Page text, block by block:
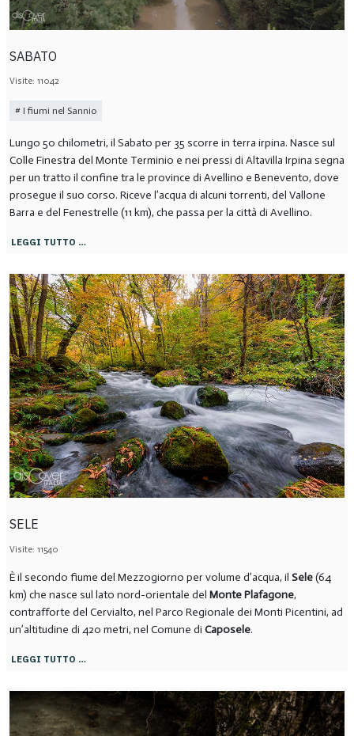
SABATO
Visite: 11042
I fiumi nel Sannio
Lungo 50 chilometri, il Sabato per 35 scorre in terra irpina. Nasce sul
Colle Finestra del Monte Terminio e nei pressi di Altavilla Irpina segna
per un tratto il confine tra le province di Avellino e Benevento, dove
prosegue il suo corso. Riceve l’acqua di alcuni torrenti, del Vallone
Barra e del Fenestrelle (11 km), che passa per la città di Avellino.
LEGGI TUTTO …
SELE
Visite: 11540
È il secondo fiume del Mezzogiorno per volume d’acqua, il Sele(64
km) che nasce sul lato nord-orientale del Monte Plafagone,
contrafforte del Cervialto, nel Parco Regionale dei Monti Picentini, ad
un’altitudine di 420 metri, nel Comune di Caposele.
LEGGI TUTTO …